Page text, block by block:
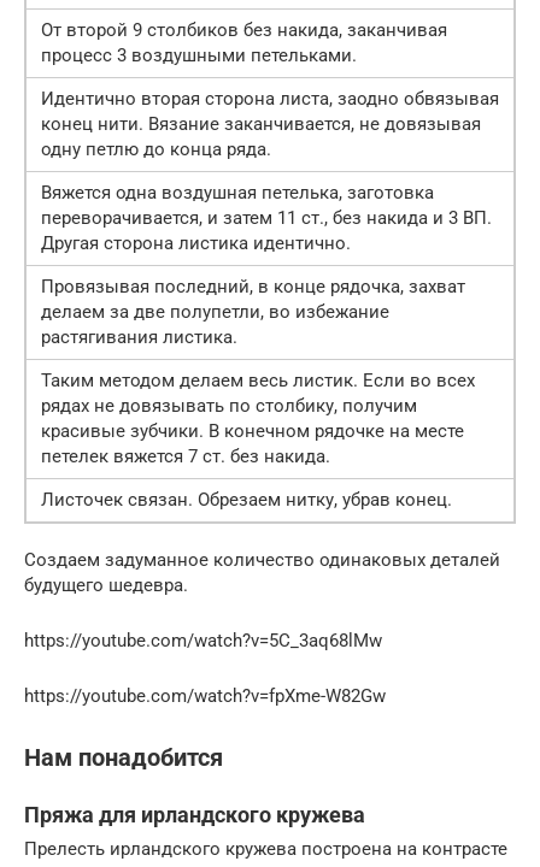
От второй 9 столбиков без накида, заканчивая
процесс 3 воздушными петельками.
Идентично вторая сторона листа, заодно обвязывая
конец нити. Вязание заканчивается, не довязывая
одну петлю до конца ряда.
Вяжется одна воздушная петелька, заготовка
переворачивается, и затем 11 ст., без накида и 3 ВП.
Другая сторона листика идентично.
Провязывая последний, в конце рядочка, захват
делаем за две полупетли, во избежание
растягивания листика.
Таким методом делаем весь листик. Если во всех
рядах не довязывать по столбику, получим
красивые зубчики. В конечном рядочке на месте
петелек вяжется 7 ст. без накида.
Листочек связан. Обрезаем нитку, убрав конец.
Создаем задуманное количество одинаковых деталей
будущего шедевра.
https://youtube.com/watch?v=5C_3aq68lMw
https://youtube.com/watch?v=fpXme-W82Gw
Нам понадобится
Пряжа для ирландского кружева
Прелесть ирландского кружева построена на контрасте